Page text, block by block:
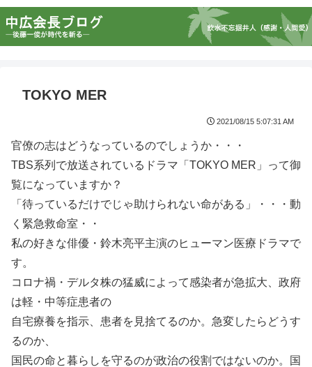
TOKYO MER
2021/08/15 5:07:31 AM
官僚の志はどうなっているのでしょうか・・・
TBS系列で放送されているドラマ「TOKYO MER」って御
覧になっていますか？
「待っているだけでじゃ助けられない命がある」・・・動
く緊急救命室・・
私の好きな俳優・鈴木亮平主演のヒューマン医療ドラマで
す。
コロナ禍・デルタ株の猛威によって感染者が急拡大、政府
は軽・中等症患者の
自宅療養を指示、患者を見捨てるのか。急変したらどうす
るのか、
国民の命と暮らしを守るのが政治の役割ではないのか。国